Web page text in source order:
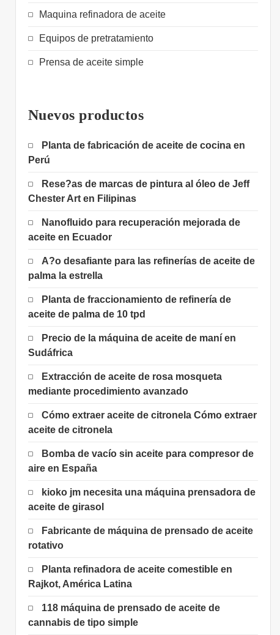
Maquina refinadora de aceite
Equipos de pretratamiento
Prensa de aceite simple
Nuevos productos
Planta de fabricación de aceite de cocina en
Perú
Rese?as de marcas de pintura al óleo de Jeff
Chester Art en Filipinas
Nanofluido para recuperación mejorada de
aceite en Ecuador
A?o desafiante para las refinerías de aceite de
palma la estrella
Planta de fraccionamiento de refinería de
aceite de palma de 10 tpd
Precio de la máquina de aceite de maní en
Sudáfrica
Extracción de aceite de rosa mosqueta
mediante procedimiento avanzado
Cómo extraer aceite de citronela Cómo extraer
aceite de citronela
Bomba de vacío sin aceite para compresor de
aire en España
kioko jm necesita una máquina prensadora de
aceite de girasol
Fabricante de máquina de prensado de aceite
rotativo
Planta refinadora de aceite comestible en
Rajkot, América Latina
118 máquina de prensado de aceite de
cannabis de tipo simple